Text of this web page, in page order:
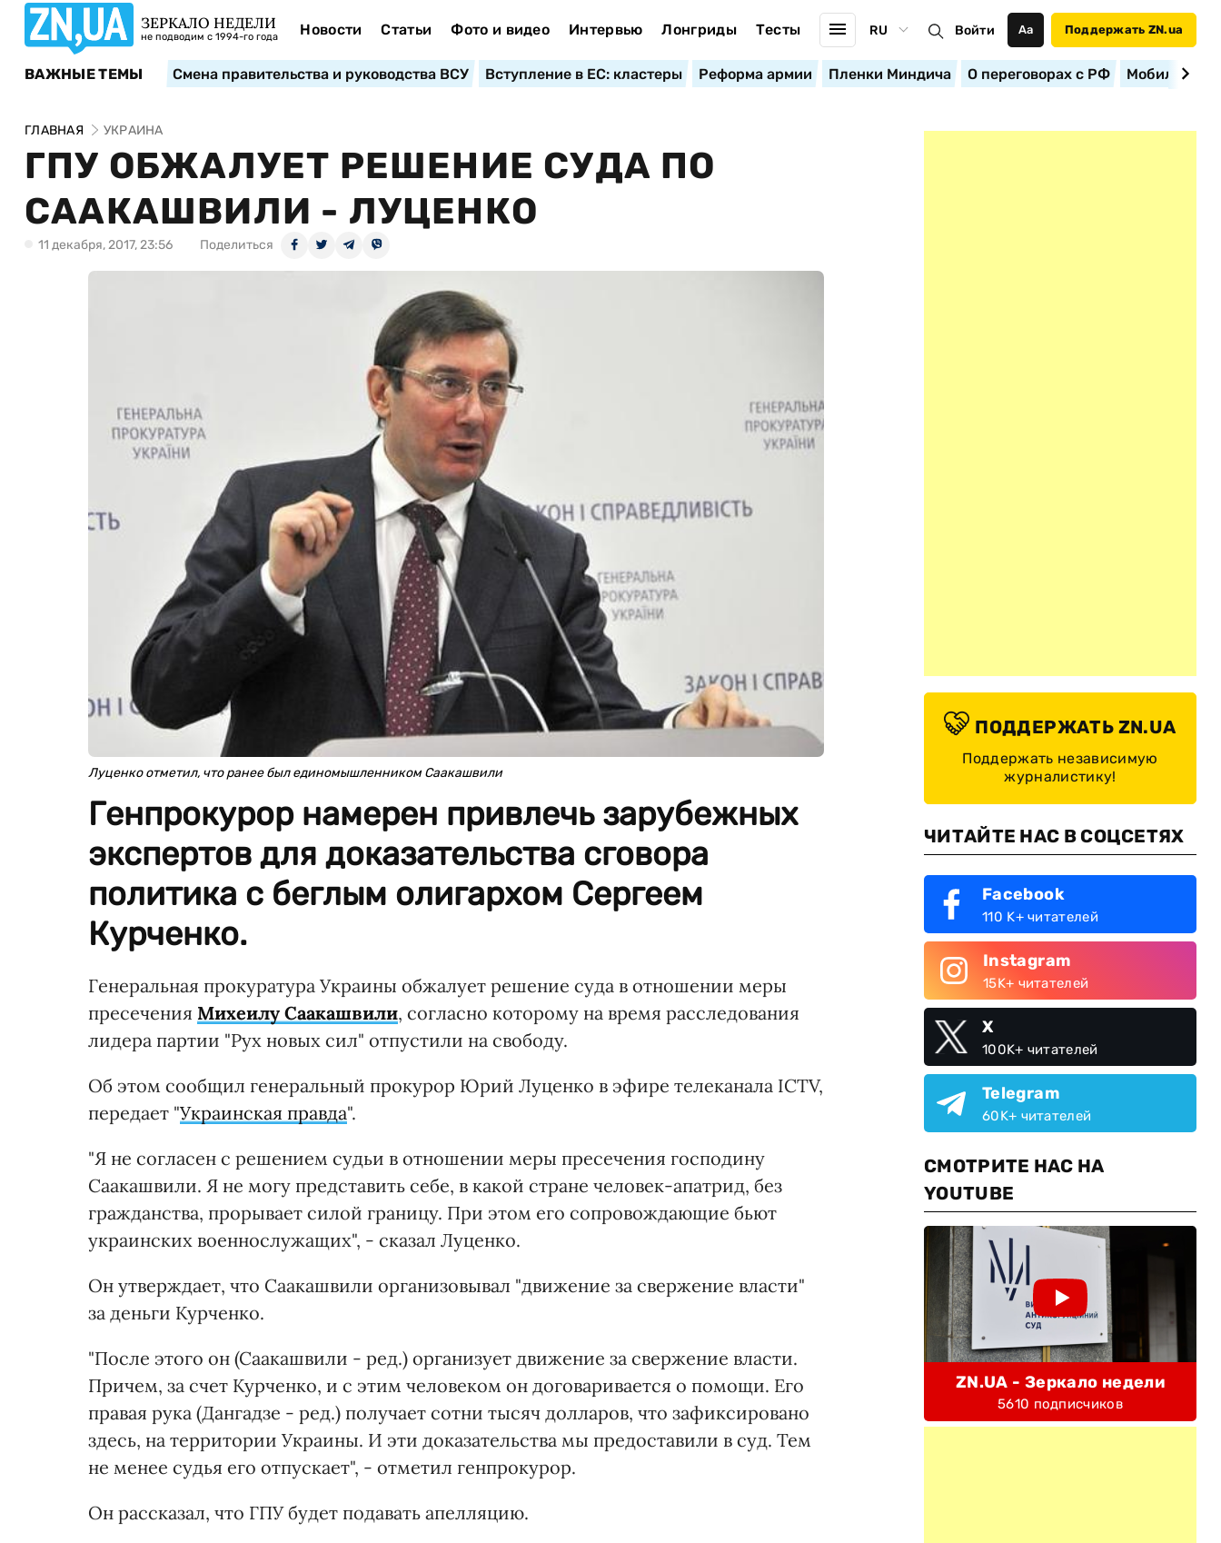
ЗЕРКАЛО НЕДЕЛИ
не подводим с 1994-го года Новости Статьи Фото и видео Интервью Лонгриды Тесты RU Войти Аа Поддержать ZN.ua
ВАЖНЫЕ ТЕМЫ Смена правительства и руководства ВСУ Вступление в ЕС: кластеры Реформа армии Пленки Миндича О переговорах с РФ
ГЛАВНАЯ УКРАИНА
ГПУ ОБЖАЛУЕТ РЕШЕНИЕ СУДА ПО
СААКАШВИЛИ - ЛУЦЕНКО
11 декабря, 2017, 23:56 Поделиться
Луценко отметил, что ранее был единомышленником Саакашвили
Генпрокурор намерен привлечь зарубежных
экспертов для доказательства сговора
политика с беглым олигархом Сергеем
Курченко.
Генеральная прокуратура Украины обжалует решение суда в отношении меры
пресечения Михеилу Саакашвили, согласно которому на время расследования
лидера партии "Рух новых сил" отпустили на свободу.
Об этом сообщил генеральный прокурор Юрий Луценко в эфире телеканала ICTV,
передает "Украинская правда".
"Я не согласен с решением судьи в отношении меры пресечения господину
Саакашвили. Я не могу представить себе, в какой стране человек-апатрид, без
гражданства, прорывает силой границу. При этом его сопровождающие бьют
украинских военнослужащих", - сказал Луценко.
Он утверждает, что Саакашвили организовывал "движение за свержение власти"
за деньги Курченко.
"После этого он (Саакашвили - ред.) организует движение за свержение власти.
Причем, за счет Курченко, и с этим человеком он договаривается о помощи. Его
правая рука (Дангадзе - ред.) получает сотни тысяч долларов, что зафиксировано
здесь, на территории Украины. И эти доказательства мы предоставили в суд. Тем
не менее судья его отпускает", - отметил генпрокурор.
Он рассказал, что ГПУ будет подавать апелляцию.
ПОДДЕРЖАТЬ ZN.UA
Поддержать независимую
журналистику!
ЧИТАЙТЕ НАС В СОЦСЕТЯХ
Facebook
110 K+ читателей
Instagram
15K+ читателей
X
100K+ читателей
Telegram
60K+ читателей
СМОТРИТЕ НАС НА
YOUTUBE
ZN.UA - Зеркало недели
5610 подписчиков